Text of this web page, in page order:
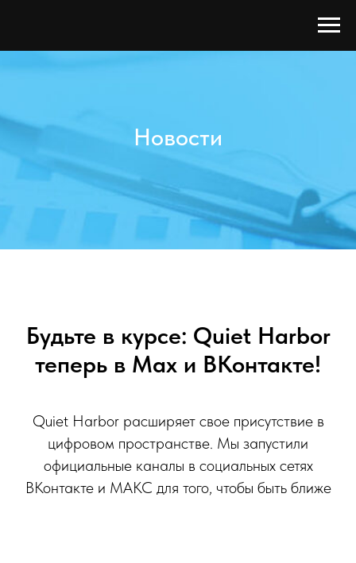
Новости
Будьте в курсе: Quiet Harbor
теперь в Max и ВКонтакте!
Quiet Harbor расширяет свое присутствие в
цифровом пространстве. Мы запустили
официальные каналы в социальных сетях
ВКонтакте и МАКС для того, чтобы быть ближе